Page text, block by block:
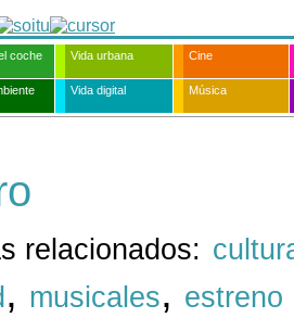
coche Vida urbana Cine
Vida digital Música
relacionados:
, musicales, estreno